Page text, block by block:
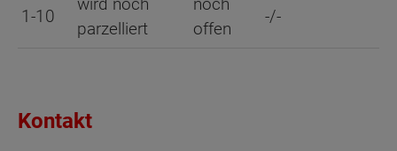
1-10
wird noch
parzelliert
noch
offen
-/-
Kontakt